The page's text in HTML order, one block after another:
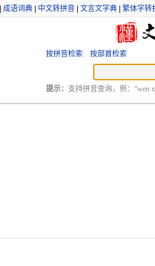
成语词典 中文转拼音 文言文字典 繁体字转
按拼音检索 按部首检索
提示： 支持拼音查询，例：“wen